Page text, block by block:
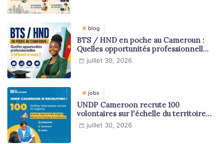
blog
BTS / HND en poche au Cameroun :
Quelles opportunités professionnelles
s'offrent à vous ?
juillet 30, 2026
jobs
UNDP Cameroon recrute 100
volontaires sur l'échelle du territoire
national
juillet 30, 2026